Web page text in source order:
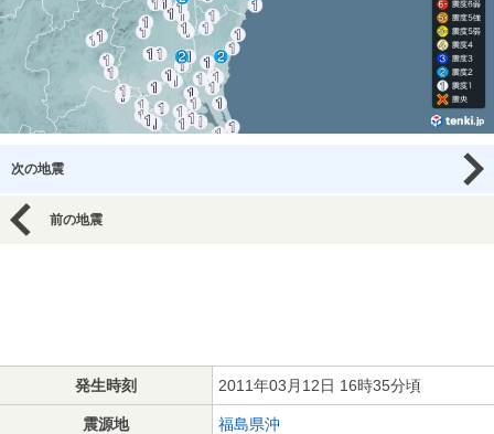
次の地震
前の地震
発生時刻 2011年03月12日 16時35分頃
震源地 福島県沖